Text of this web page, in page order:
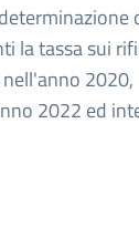
la tassa sui
nell'anno 2020,
2022 ed